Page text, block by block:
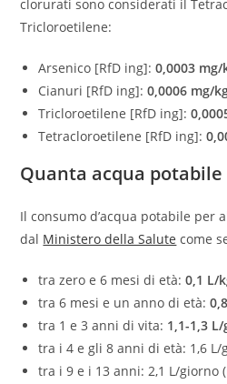
clorurati sono considerati il
Tricloroetilene:
Arsenico [RfD ing]:0,0003
Cianuri [RfD ing]:0,0006 mg/
Tricloroetilene [RfD ing]:
Tetracloroetilene [RfD ing]:
Quanta acqua potabile
Il consumo d’acqua potabile per
dal Ministero della Salute come
tra zero e 6 mesi di età:0,1 L/
tra 6 mesi e un anno di età:
tra 1 e 3 anni di vita: 1,1-1,3
tra i 4 e gli 8 anni di età: 1,6 L/
tra i 9 e i 13 anni: 2,1 L/giorno